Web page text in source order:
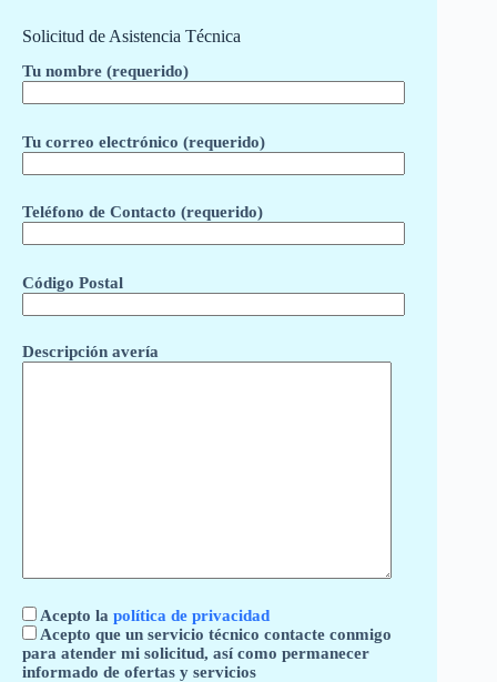
Solicitud de Asistencia Técnica
Tu nombre (requerido)
Tu correo electrónico (requerido)
Teléfono de Contacto (requerido)
Código Postal
Descripción avería
Acepto la política de privacidad
Acepto que un servicio técnico contacte conmigo
para atender mi solicitud, así como permanecer
informado de ofertas y servicios